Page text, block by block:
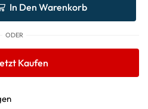
In Den Warenkorb
ODER
Kaufen